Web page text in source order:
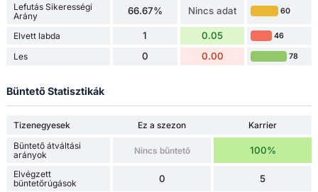
Lefutás Sikerességi
Arány
66.67% Nincs adat 60
Elvett labda 1 0.05 46
Les 0 0.00 78
Büntető Statisztikák
Tizenegyesek Ez a szezon
Karrier
Büntető átváltási
arányok
Nincs bűntető 100%
Elvégzett
büntetőrúgások
0 5